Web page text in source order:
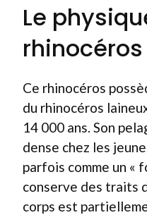
Le
Ce rhinocéros
du rhinocéros
14 000 ans. Son
dense chez les
parfois comme un «
conserve des traits
corps est